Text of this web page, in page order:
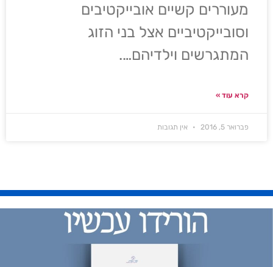
מעוררים קשיים אובייקטיבים
וסובייקטיביים אצל בני הזוג
המתגרשים וילדיהם….
קרא עוד »
פברואר 5, 2016 אין תגובות